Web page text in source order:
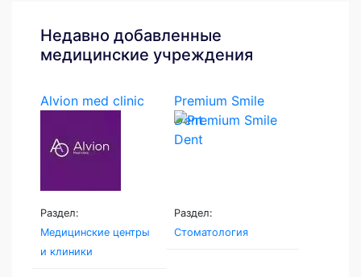
Недавно добавленные
медицинские учреждения
Alvion med clinic
Раздел:
Медицинские центры
и клиники
Premium Smile
Dent
Раздел:
Стоматология